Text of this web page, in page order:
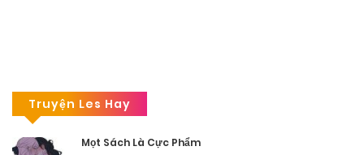
Truyện Les Hay
Mọt Sách Là Cực Phẩm